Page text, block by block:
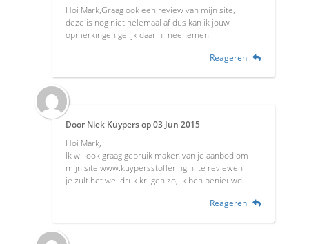
Hoi Mark,Graag ook een review van mijn site,
deze is nog niet helemaal af dus kan ik jouw
opmerkingen gelijk daarin meenemen.
Reageren
Door Niek Kuypersop03 Jun 2015
Hoi Mark,
Ik wil ook graag gebruik maken van je aanbod om
mijn site www.kuypersstoffering.nl te reviewen
je zult het wel druk krijgen zo, ik ben benieuwd.
Reageren